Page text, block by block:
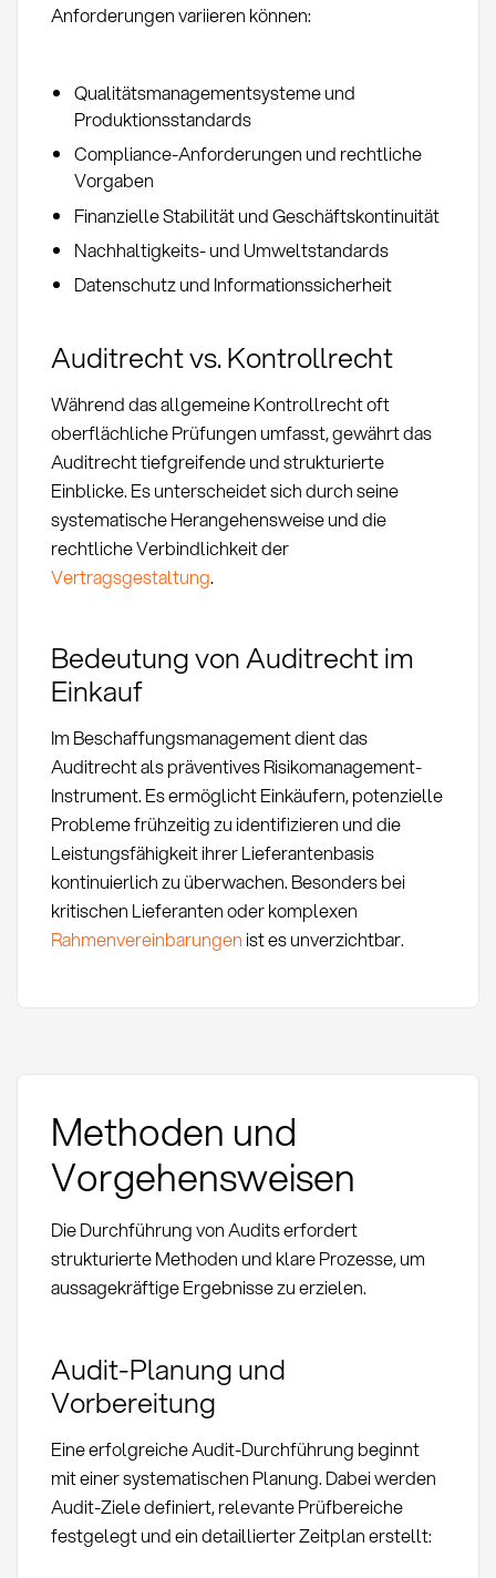
Anforderungen variieren können:
Qualitätsmanagementsysteme und
Produktionsstandards
Compliance-Anforderungen und rechtliche
Vorgaben
Finanzielle Stabilität und Geschäftskontinuität
Nachhaltigkeits- und Umweltstandards
Datenschutz und Informationssicherheit
Auditrecht vs. Kontrollrecht
Während das allgemeine Kontrollrecht oft
oberflächliche Prüfungen umfasst, gewährt das
Auditrecht tiefgreifende und strukturierte
Einblicke. Es unterscheidet sich durch seine
systematische Herangehensweise und die
rechtliche Verbindlichkeit der
Vertragsgestaltung.
Bedeutung von Auditrecht im
Einkauf
Im Beschaffungsmanagement dient das
Auditrecht als präventives Risikomanagement-
Instrument. Es ermöglicht Einkäufern, potenzielle
Probleme frühzeitig zu identifizieren und die
Leistungsfähigkeit ihrer Lieferantenbasis
kontinuierlich zu überwachen. Besonders bei
kritischen Lieferanten oder komplexen
Rahmenvereinbarungen ist es unverzichtbar.
Methoden und
Vorgehensweisen
Die Durchführung von Audits erfordert
strukturierte Methoden und klare Prozesse, um
aussagekräftige Ergebnisse zu erzielen.
Audit-Planung und
Vorbereitung
Eine erfolgreiche Audit-Durchführung beginnt
mit einer systematischen Planung. Dabei werden
Audit-Ziele definiert, relevante Prüfbereiche
festgelegt und ein detaillierter Zeitplan erstellt: